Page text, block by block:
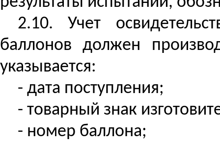
2.10. Учет
баллонов должен
указывается:
- дата поступления;
- товарный знак
- номер баллона;